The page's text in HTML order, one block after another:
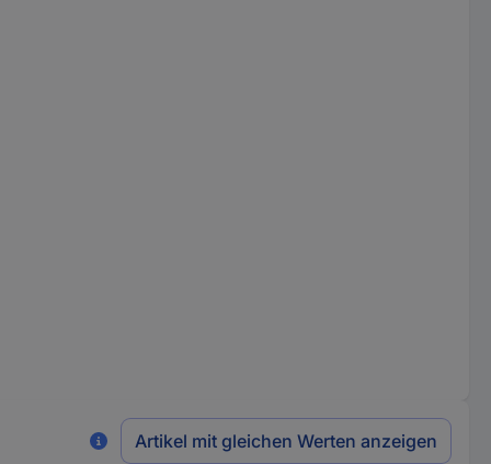
Artikel mit gleichen Werten anzeigen